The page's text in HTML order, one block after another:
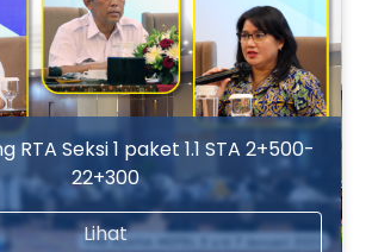
RTA Seksi 1 paket 1.1 STA 2+500-
22+300
Lihat